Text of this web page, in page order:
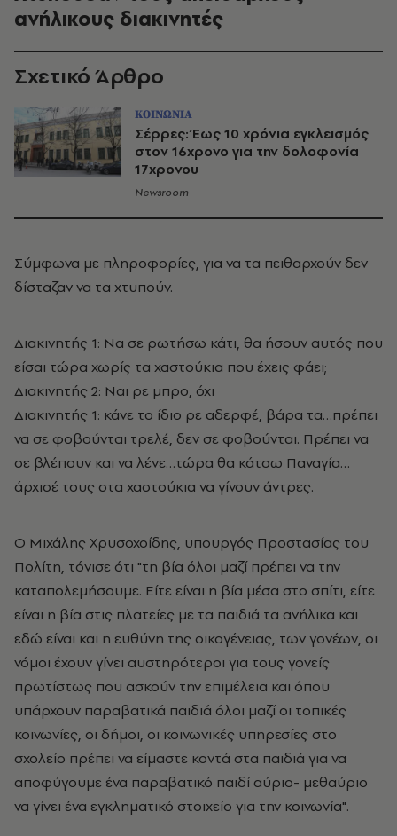
ανήλικους διακινητές
Σχετικό Άρθρο
ΚΟΙΝΩΝΙΑ
Σέρρες: Έως 10 χρόνια εγκλεισμός
στον 16χρονο για την δολοφονία
17χρονου
Newsroom
Σύμφωνα με πληροφορίες, για να τα πειθαρχούν δεν
δίσταζαν να τα χτυπούν.
Διακινητής 1: Να σε ρωτήσω κάτι, θα ήσουν αυτός που
είσαι τώρα χωρίς τα χαστούκια που έχεις φάει;
Διακινητής 2: Ναι ρε μπρο, όχι
Διακινητής 1: κάνε το ίδιο ρε αδερφέ, βάρα τα…πρέπει
να σε φοβούνται τρελέ, δεν σε φοβούνται. Πρέπει να
σε βλέπουν και να λένε…τώρα θα κάτσω Παναγία…
άρχισέ τους στα χαστούκια να γίνουν άντρες.
Ο Μιχάλης Χρυσοχοίδης, υπουργός Προστασίας του
Πολίτη, τόνισε ότι "τη βία όλοι μαζί πρέπει να την
καταπολεμήσουμε. Είτε είναι η βία μέσα στο σπίτι, είτε
είναι η βία στις πλατείες με τα παιδιά τα ανήλικα και
εδώ είναι και η ευθύνη της οικογένειας, των γονέων, οι
νόμοι έχουν γίνει αυστηρότεροι για τους γονείς
πρωτίστως που ασκούν την επιμέλεια και όπου
υπάρχουν παραβατικά παιδιά όλοι μαζί οι τοπικές
κοινωνίες, οι δήμοι, οι κοινωνικές υπηρεσίες στο
σχολείο πρέπει να είμαστε κοντά στα παιδιά για να
αποφύγουμε ένα παραβατικό παιδί αύριο- μεθαύριο
να γίνει ένα εγκληματικό στοιχείο για την κοινωνία".